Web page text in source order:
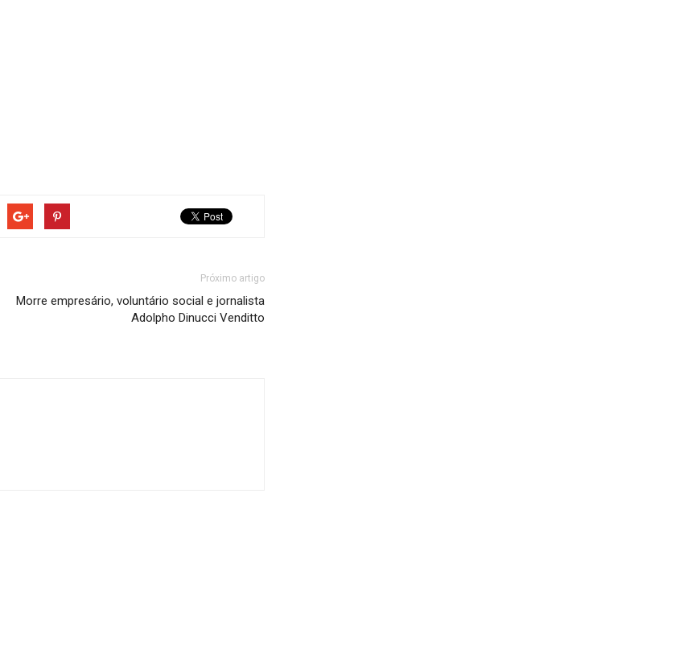
Próximo artigo
Morre empresário, voluntário social e jornalista
Adolpho Dinucci Venditto